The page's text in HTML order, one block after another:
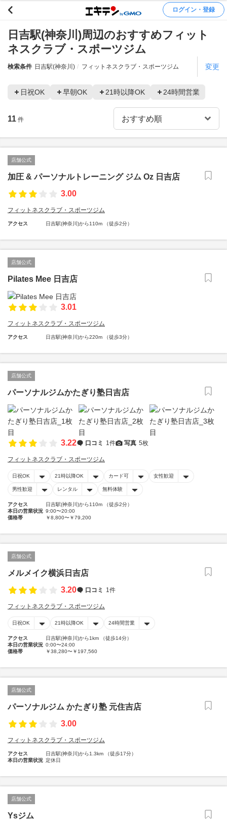
ログイン・登録
日吉駅(神奈川)周辺のおすすめフィット
ネスクラブ・スポーツジム
検索条件 日吉駅(神奈川) フィットネスクラブ・スポーツジム 変更
日祝OK 早朝OK 21時以降OK 24時間営業
11 件
店舗公式
加圧 & パーソナルトレーニング ジム Oz 日吉店
3.00
フィットネスクラブ・スポーツジム
アクセス 日吉駅(神奈川)から110m （徒歩2分）
店舗公式
Pilates Mee 日吉店
3.01
フィットネスクラブ・スポーツジム
アクセス 日吉駅(神奈川)から220m （徒歩3分）
店舗公式
パーソナルジムかたぎり塾日吉店
3.22 口コミ 1件 写真 5枚
フィットネスクラブ・スポーツジム
日祝OK 21時以降OK カード可 女性歓迎
男性歓迎 レンタル 無料体験
アクセス
日吉駅(神奈川)から110m （徒歩2分）
本日の営業状況 9:00〜20:00
価格帯
￥8,800〜￥79,200
店舗公式
メルメイク横浜日吉店
3.20
口コミ 1件
フィットネスクラブ・スポーツジム
日祝OK 21時以降OK 24時間営業
アクセス
日吉駅(神奈川)から1km （徒歩14分）
本日の営業状況 0:00〜24:00
価格帯
￥38,280〜￥197,560
店舗公式
パーソナルジム かたぎり塾 元住吉店
3.00
フィットネスクラブ・スポーツジム
アクセス
日吉駅(神奈川)から1.3km （徒歩17分）
本日の営業状況 定休日
店舗公式
Ysジム